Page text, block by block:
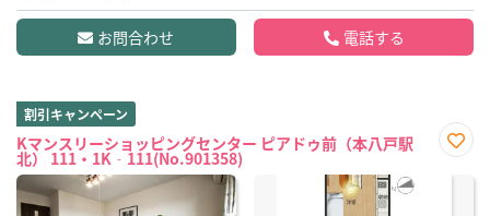
お問合わせ 電話する
割引キャンペーン
Kマンスリーショッピングセンター ピアドゥ前（本八戸駅
北） 111・1K‐111(No.901358)
に入